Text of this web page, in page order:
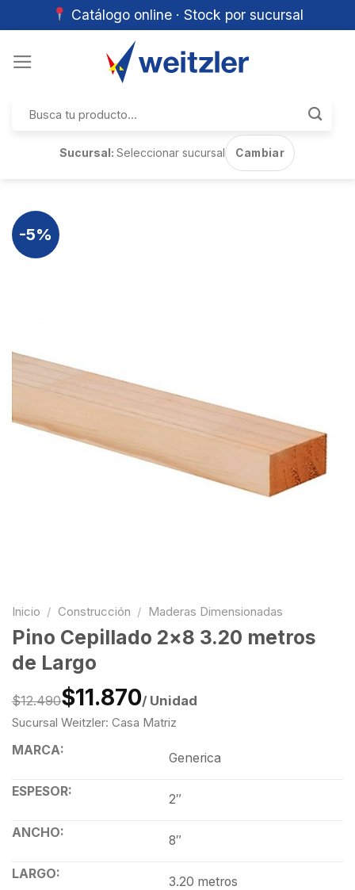
Catálogo online · Stock por sucursal
por:
Sucursal:Seleccionar sucursal Cambiar
-5%
Inicio / Construcción / Maderas Dimensionadas
Pino Cepillado 2×8 3.20 metros
de Largo
$12.490$11.870/ Unidad
Sucursal Weitzler: Casa Matriz
MARCA:
Generica
ESPESOR:
2″
ANCHO:
8″
LARGO:
3.20 metros